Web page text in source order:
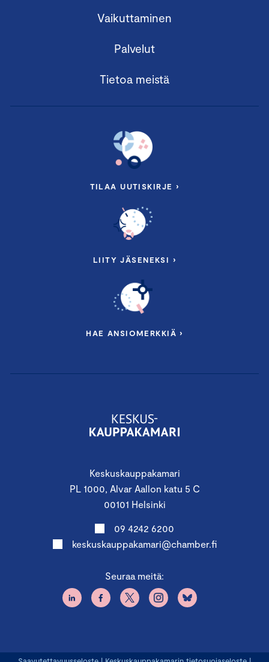
Keskuskauppakamari
PL 1000, Alvar Aallon katu 5 C
00101 Helsinki
09 4242 6200
keskuskauppakamari@chamber.fi
Seuraa meitä:
Vaikuttaminen
Palvelut
Tietoa meistä
TILAA UUTISKIRJE ›
LIITY JÄSENEKSI ›
HAE ANSIOMERKKIÄ ›